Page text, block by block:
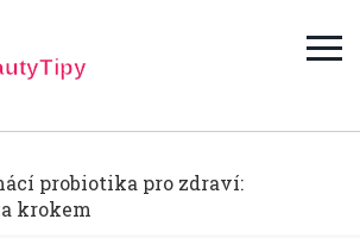
probiotika pro zdraví:
krokem